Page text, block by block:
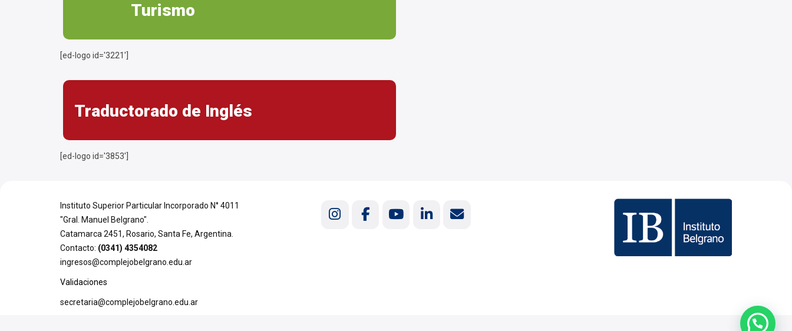
Turismo
[ed-logo id='3221']
Traductorado de Inglés
[ed-logo id='3853']
Instituto Superior Particular Incorporado N° 4011
"Gral. Manuel Belgrano".
Catamarca 2451, Rosario, Santa Fe, Argentina.
Contacto: (0341) 4354082
ingresos@complejobelgrano.edu.ar
Validaciones
secretaria@complejobelgrano.edu.ar